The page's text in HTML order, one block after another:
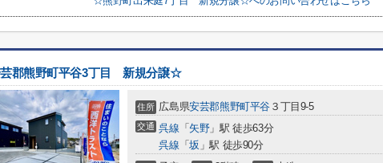
郡熊野町平谷3丁目 新規分譲☆
住所 広島県安芸郡熊野町平谷 ３丁目9-5
交通 呉線 「 矢野」駅 徒歩63分
呉線 「坂 」駅 徒歩90分